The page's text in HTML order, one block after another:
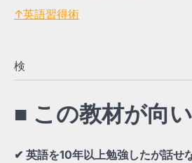
↑英語習得術
検
■ この教材が向
✔ 英語を10年以上勉強したが話せ